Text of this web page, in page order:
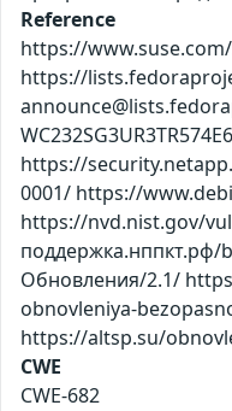
Reference
https://
https://
https://
0001/ https://
https://nvd.nist.gov/
Обновления/2.1/
obnovleniya-
https://altsp.su/
CWE
CWE-682